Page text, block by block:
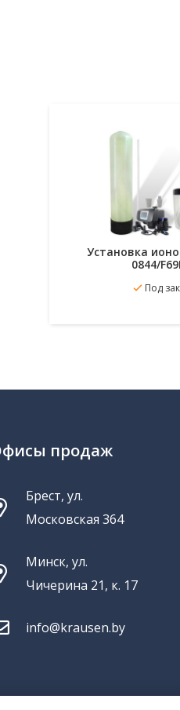
Установка
0844/
Под
продаж
Брест, ул.
Московская 364
Минск, ул.
Чичерина 21, к. 17
info@krausen.by